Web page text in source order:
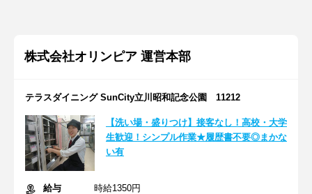
株式会社オリンピア 運営本部
テラスダイニング SunCity立川昭和記念公園 11212
【洗い場・盛りつけ】接客なし！高校・大学
生歓迎！シンプル作業★履歴書不要◎まかな
い有
給与
時給1350円